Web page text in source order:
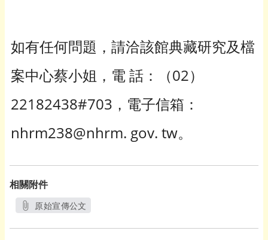
如有任何問題，請洽該館典藏研究及檔
案中心蔡小姐，電 話：（02）
22182438#703，電子信箱：
nhrm238@nhrm. gov. tw。
相關附件
原始宣傳公文